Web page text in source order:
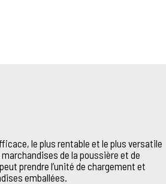
le plus rentable et le plus versatile
de la poussière et de
prendre l’unité de chargement et
emballées.